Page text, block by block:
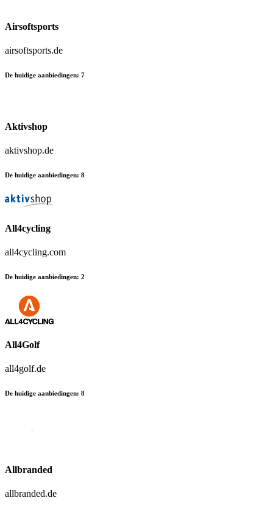
Airsoftsports
airsoftsports.de
De huidige aanbiedingen: 7
Aktivshop
aktivshop.de
De huidige aanbiedingen: 8
All4cycling
all4cycling.com
De huidige aanbiedingen: 2
All4Golf
all4golf.de
De huidige aanbiedingen: 8
Allbranded
allbranded.de